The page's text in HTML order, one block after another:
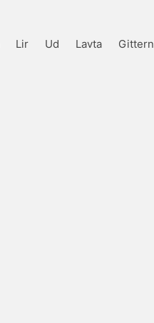
Lir Ud Lavta Gittern